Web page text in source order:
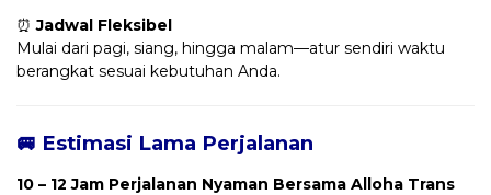
⏰Jadwal Fleksibel
Mulai dari pagi, siang, hingga malam—atur sendiri waktu
berangkat sesuai kebutuhan Anda.
🚐 Estimasi Lama Perjalanan
10 – 12 Jam Perjalanan Nyaman Bersama Alloha Trans